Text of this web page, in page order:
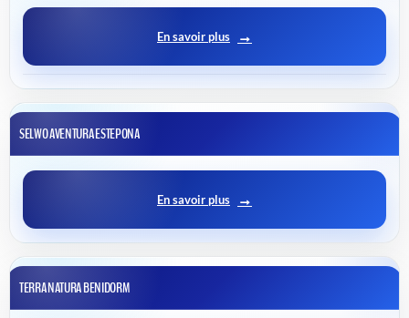
En savoir plus
SELWO AVENTURA ESTEPONA
En savoir plus
TERRA NATURA BENIDORM